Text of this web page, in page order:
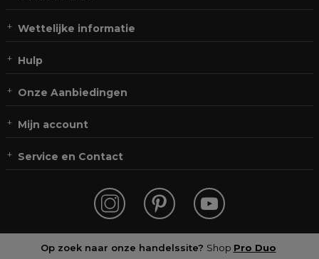
Wettelijke informatie
Hulp
Onze Aanbiedingen
Mijn account
Service en Contact
Op zoek naar onze handelssite? Shop Pro Duo